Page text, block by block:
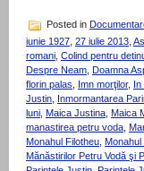
Posted in
iunie 1927, 27 iulie 2013,
romani, Colind pentru
Despre Neam, Doamna
florin palas, Imn morţilor,
Justin, Inmormantarea
luni, Maica Justina, Maica
manastirea petru voda,
Monahul Filotheu,
Mănăstirilor Petru Vodă şi